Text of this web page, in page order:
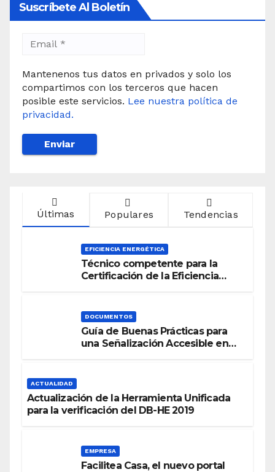
Suscríbete Al Boletín
Mantenenos tus datos en privados y solo los
compartimos con los terceros que hacen
posible este servicios. Lee nuestra política de
privacidad.
Últimas Populares Tendencias
EFICIENCIA ENERGÉTICA
Técnico competente para la
Certificación de la Eficiencia
DOCUMENTOS
Guía de Buenas Prácticas para
una Señalización Accesible en
ACTUALIDAD
Actualización de la Herramienta Unificada
para la verificación del DB-HE 2019
EMPRESA
Facilitea Casa, el nuevo portal